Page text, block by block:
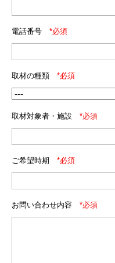
電話番号 *必須
取材の種類 *必須
取材対象者・施設 *必須
ご希望時期 *必須
お問い合わせ内容 *必須